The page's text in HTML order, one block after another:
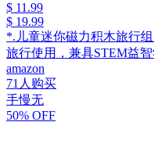
$ 11.99
$ 19.99
*.儿童迷你磁力积木旅行
旅行使用，兼具STEM益
amazon
71人购买
手慢无
50% OFF